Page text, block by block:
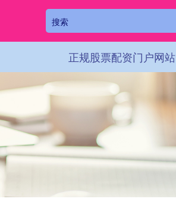
正规股票配资门户网站